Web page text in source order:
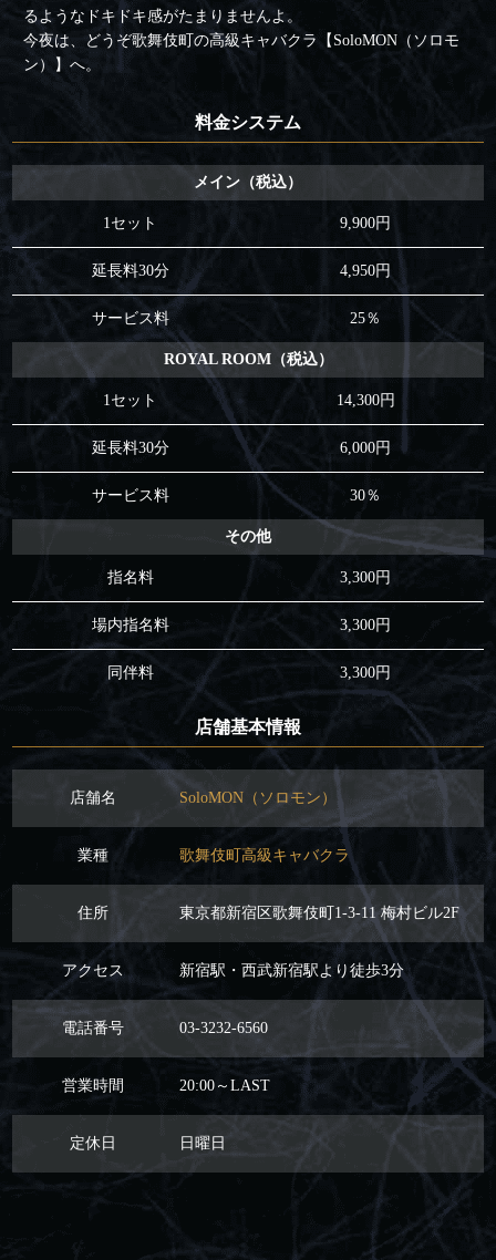
るようなドキドキ感がたまりませんよ。
今夜は、どうぞ歌舞伎町の高級キャバクラ【SoloMON（ソロモ
ン）】へ。
料金システム
メイン（税込）
1セット 9,900円
延長料30分 4,950円
サービス料 25％
ROYAL ROOM（税込）
1セット 14,300円
延長料30分 6,000円
サービス料 30％
その他
指名料 3,300円
場内指名料 3,300円
同伴料 3,300円
店舗基本情報
店舗名 SoloMON（ソロモン）
業種 歌舞伎町高級キャバクラ
住所 東京都新宿区歌舞伎町1-3-11 梅村ビル2F
アクセス 新宿駅・西武新宿駅より徒歩3分
電話番号 03-3232-6560
営業時間 20:00～LAST
定休日 日曜日